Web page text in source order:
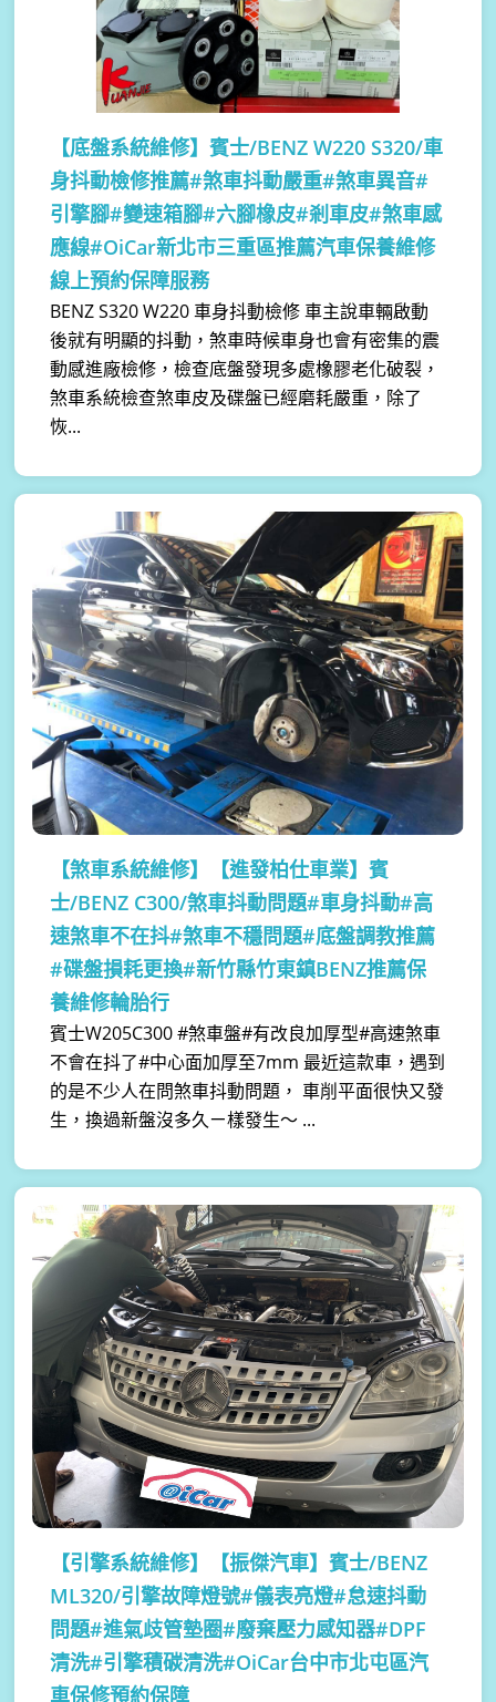
【底盤系統維修】賓士/BENZ W220 S320/車
身抖動檢修推薦#煞車抖動嚴重#煞車異音#
引擎腳#變速箱腳#六腳橡皮#剎車皮#煞車感
應線#OiCar新北市三重區推薦汽車保養維修
線上預約保障服務
BENZ S320 W220 車身抖動檢修 車主說車輛啟動
後就有明顯的抖動，煞車時候車身也會有密集的震
動感進廠檢修，檢查底盤發現多處橡膠老化破裂，
煞車系統檢查煞車皮及碟盤已經磨耗嚴重，除了
恢...
【煞車系統維修】
【進發柏仕車業】賓
士/BENZ C300/煞車抖動問題#車身抖動#高
速煞車不在抖#煞車不穩問題#底盤調教推薦
#碟盤損耗更換#新竹縣竹東鎮BENZ推薦保
養維修輪胎行
賓士W205C300 #煞車盤#有改良加厚型#高速煞車
不會在抖了#中心面加厚至7mm 最近這款車，遇到
的是不少人在問煞車抖動問題， 車削平面很快又發
生，換過新盤沒多久ㄧ樣發生～ ...
【引擎系統維修】
【振傑汽車】賓士/BENZ
ML320/引擎故障燈號#儀表亮燈#怠速抖動
問題#進氣歧管墊圈#廢棄壓力感知器#DPF
清洗#引擎積碳清洗#OiCar台中市北屯區汽
車保修預約保障